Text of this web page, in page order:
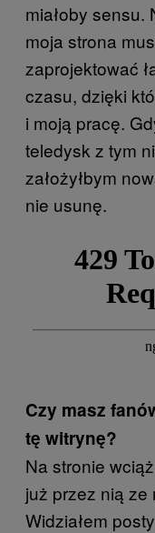
miałoby sensu.
moja strona
zaprojektować
czasu, dzięki
i moją pracę.
teledysk z tym
założyłbym
nie usunę.
Czy masz
tę witrynę?
Na stronie
już przez nią ze
Widziałem